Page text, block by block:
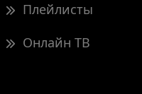
Плейлисты
Онлайн ТВ